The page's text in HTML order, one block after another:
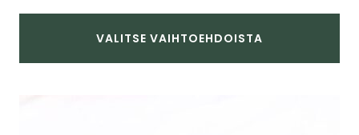
VALITSE VAIHTOEHDOISTA